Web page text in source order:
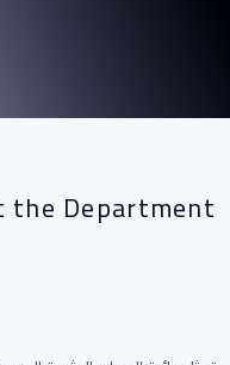
the Department